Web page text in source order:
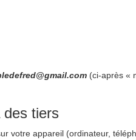
(ci-après «
tiers
votre appareil (ordinateur,